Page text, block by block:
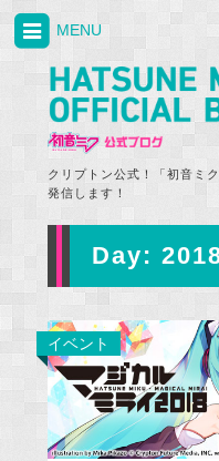
クリプトン公式！「初音ミ
発信します！
MENU
Day:
イベント